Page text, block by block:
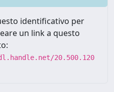
identificativo per
un link a questo
20.500.120